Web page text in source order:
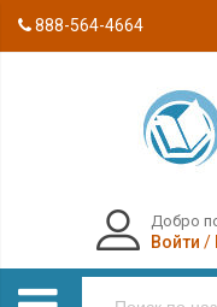
888-564-4664
Добро
Войти /